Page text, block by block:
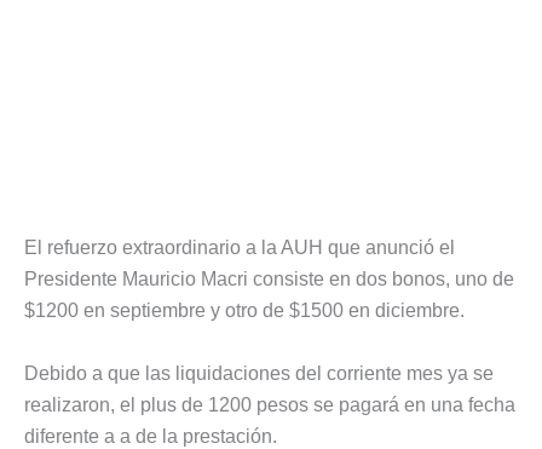
El refuerzo extraordinario a la AUH que anunció el
Presidente Mauricio Macri consiste en dos bonos, uno de
$1200 en septiembre y otro de $1500 en diciembre.
Debido a que las liquidaciones del corriente mes ya se
realizaron, el plus de 1200 pesos se pagará en una fecha
diferente a a de la prestación.